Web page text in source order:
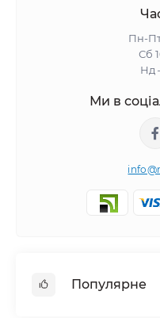
Пн-
Сб
Нд
Ми в
Популярне